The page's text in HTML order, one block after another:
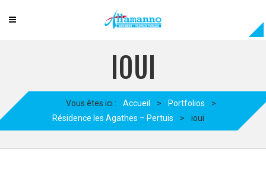
IOUI
Vous êtes ici : Accueil > Portfolios
>
Résidence les Agathes – Pertuis
> ioui